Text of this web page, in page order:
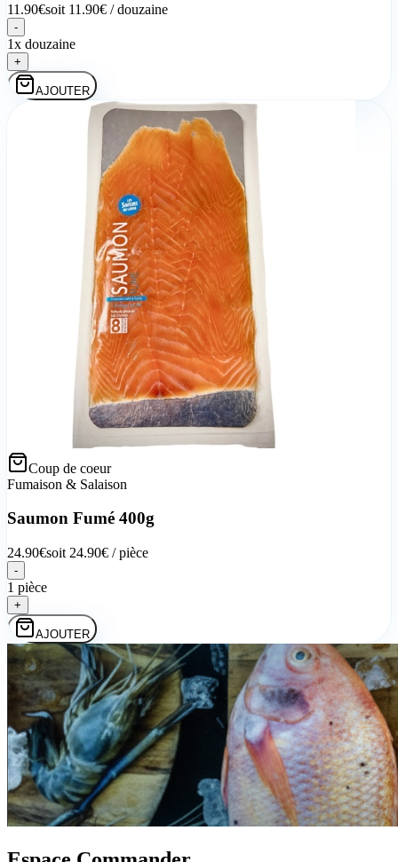
11.90€soit 11.90€ /douzaine
-
1x douzaine
+
AJOUTER
Coup de coeur
Fumaison & Salaison
Saumon Fumé 400g
24.90€soit 24.90€ /pièce
-
1 pièce
+
AJOUTER